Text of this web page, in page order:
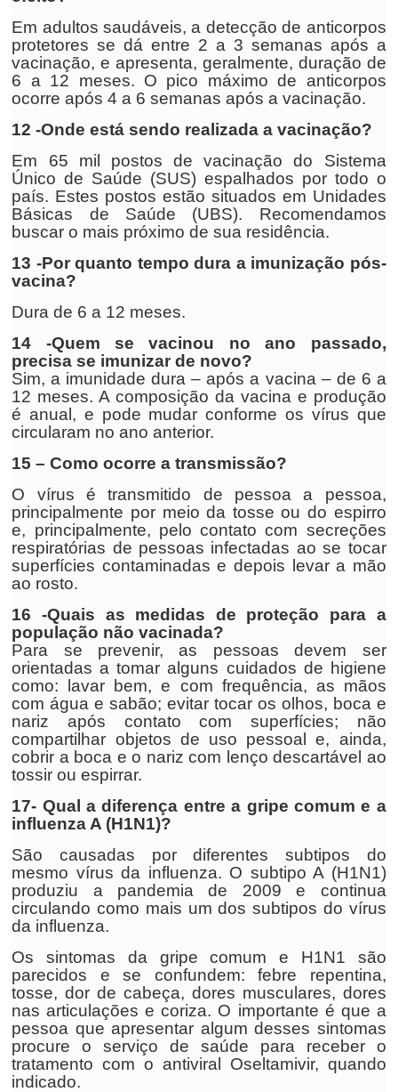
Em adultos saudáveis, a detecção de anticorpos
protetores se dá entre 2 a 3 semanas após a
vacinação, e apresenta, geralmente, duração de
6 a 12 meses. O pico máximo de anticorpos
ocorre após 4 a 6 semanas após a vacinação.
12 -Onde está sendo realizada a vacinação?
Em 65 mil postos de vacinação do Sistema
Único de Saúde (SUS) espalhados por todo o
país. Estes postos estão situados em Unidades
Básicas de Saúde (UBS). Recomendamos
buscar o mais próximo de sua residência.
13 -Por quanto tempo dura a imunização pós-
vacina?
Dura de 6 a 12 meses.
14 -Quem se vacinou no ano passado,
precisa se imunizar de novo?
Sim, a imunidade dura – após a vacina – de 6 a
12 meses. A composição da vacina e produção
é anual, e pode mudar conforme os vírus que
circularam no ano anterior.
15 – Como ocorre a transmissão?
O vírus é transmitido de pessoa a pessoa,
principalmente por meio da tosse ou do espirro
e, principalmente, pelo contato com secreções
respiratórias de pessoas infectadas ao se tocar
superfícies contaminadas e depois levar a mão
ao rosto.
16 -Quais as medidas de proteção para a
população não vacinada?
Para se prevenir, as pessoas devem ser
orientadas a tomar alguns cuidados de higiene
como: lavar bem, e com frequência, as mãos
com água e sabão; evitar tocar os olhos, boca e
nariz após contato com superfícies; não
compartilhar objetos de uso pessoal e, ainda,
cobrir a boca e o nariz com lenço descartável ao
tossir ou espirrar.
17- Qual a diferença entre a gripe comum e a
influenza A (H1N1)?
São causadas por diferentes subtipos do
mesmo vírus da influenza. O subtipo A (H1N1)
produziu a pandemia de 2009 e continua
circulando como mais um dos subtipos do vírus
da influenza.
Os sintomas da gripe comum e H1N1 são
parecidos e se confundem: febre repentina,
tosse, dor de cabeça, dores musculares, dores
nas articulações e coriza. O importante é que a
pessoa que apresentar algum desses sintomas
procure o serviço de saúde para receber o
tratamento com o antiviral Oseltamivir, quando
indicado.